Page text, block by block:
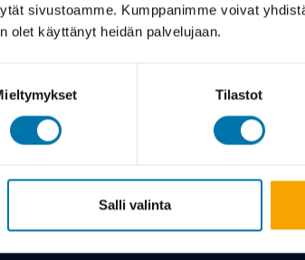
sivustoamme. Kumppanimme voivat
olet käyttänyt heidän palvelujaan.
Tilastot
Salli valinta